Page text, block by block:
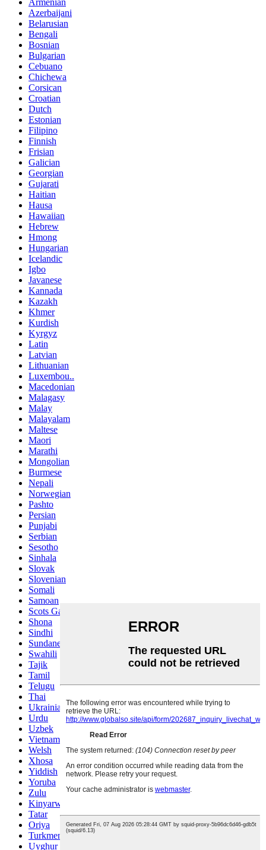
Azerbaijani
Belarusian
Bengali
Bosnian
Bulgarian
Cebuano
Chichewa
Corsican
Croatian
Dutch
Estonian
Filipino
Finnish
Frisian
Galician
Georgian
Gujarati
Haitian
Hausa
Hawaiian
Hebrew
Hmong
Hungarian
Icelandic
Igbo
Javanese
Kannada
Kazakh
Khmer
Kurdish
Kyrgyz
Latin
Latvian
Lithuanian
Luxembou..
Macedonian
Malagasy
Malay
Malayalam
Maltese
Maori
Marathi
Mongolian
Burmese
Nepali
Norwegian
Pashto
Persian
Punjabi
Serbian
Sesotho
Sinhala
Slovak
Slovenian
Somali
Samoan
Scots Gaelic
Shona
Sindhi
Sundanese
Swahili
Tajik
Tamil
Telugu
Thai
Ukrainian
Urdu
Uzbek
Vietnamese
Welsh
Xhosa
Yiddish
Yoruba
Zulu
Kinyarwanda
Tatar
Oriya
Turkmen
Uyghur